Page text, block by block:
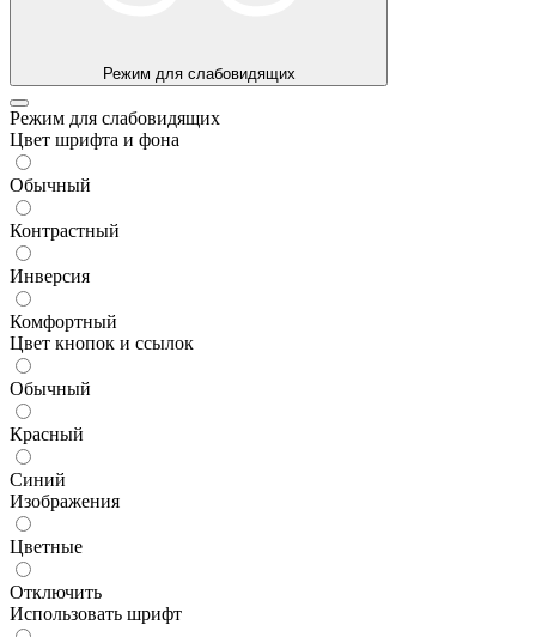
Режим для слабовидящих
Режим для слабовидящих
Цвет шрифта и фона
Обычный
Контрастный
Инверсия
Комфортный
Цвет кнопок и ссылок
Обычный
Красный
Синий
Изображения
Цветные
Отключить
Использовать шрифт